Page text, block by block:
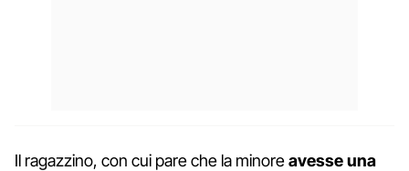
Il ragazzino, con cui pare che la minoreavesse una